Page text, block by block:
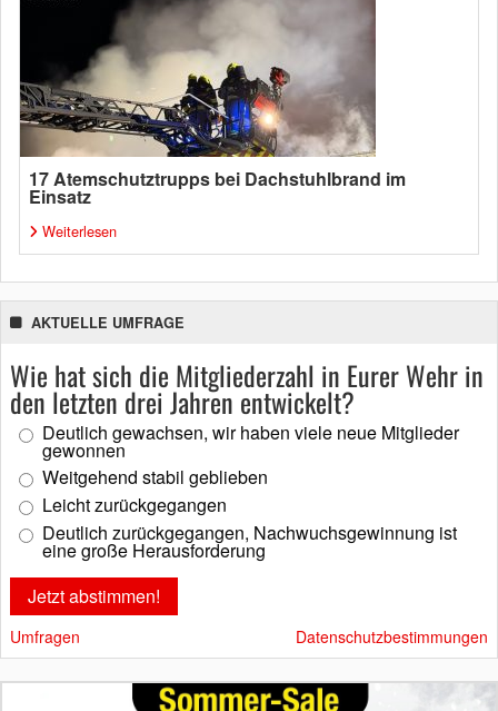
17 Atemschutztrupps bei Dachstuhlbrand im
Einsatz
Weiterlesen
AKTUELLE UMFRAGE
Wie hat sich die Mitgliederzahl in Eurer Wehr in
den letzten drei Jahren entwickelt?
Deutlich gewachsen, wir haben viele neue Mitglieder
gewonnen
Weitgehend stabil geblieben
Leicht zurückgegangen
Deutlich zurückgegangen, Nachwuchsgewinnung ist
eine große Herausforderung
Umfragen Datenschutzbestimmungen